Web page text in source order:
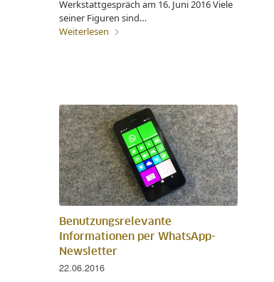
Werkstattgespräch am 16. Juni 2016 Viele
seiner Figuren sind…
Weiterlesen
Benutzungsrelevante
Informationen per WhatsApp-
Newsletter
22.06.2016